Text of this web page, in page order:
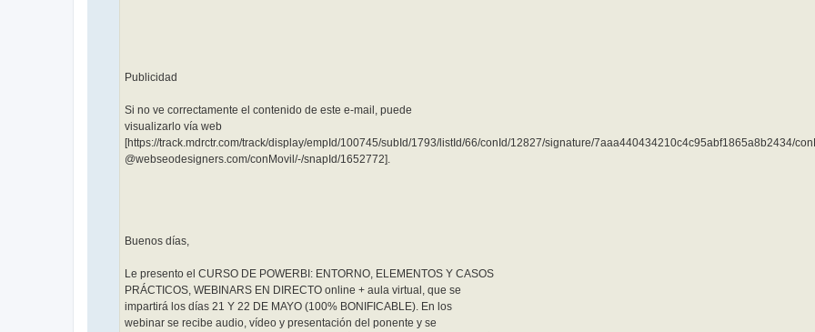
Publicidad
Si no ve correctamente el contenido de este e-mail, puede
visualizarlo vía web
[https://track.mdrctr.com/track/display/empId/100745/subId/1793/listId/66/conId/12827/signature/7aaa440434210c4c95abf1865a8b2434/
@webseodesigners.com/conMovil/-/snapId/1652772].
Buenos días,
Le presento el CURSO DE POWERBI: ENTORNO, ELEMENTOS Y CASOS
PRÁCTICOS, WEBINARS EN DIRECTO online + aula virtual, que se
impartirá los días 21 Y 22 DE MAYO (100% BONIFICABLE). En los
webinar se recibe audio, vídeo y presentación del ponente y se